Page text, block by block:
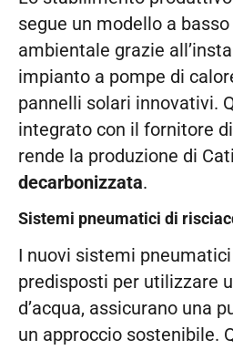
segue un modello a
ambientale grazie
impianto a pompe di
pannelli solari innovativi.
integrato con il fornitore
rende la produzione di
decarbonizzata.
Sistemi pneumatici di
I nuovi sistemi
predisposti per utilizzare
d’acqua, assicurano una
un approccio sostenibile.